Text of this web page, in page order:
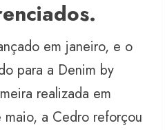
em janeiro, e o
para a Denim by
realizada em
a Cedro reforçou